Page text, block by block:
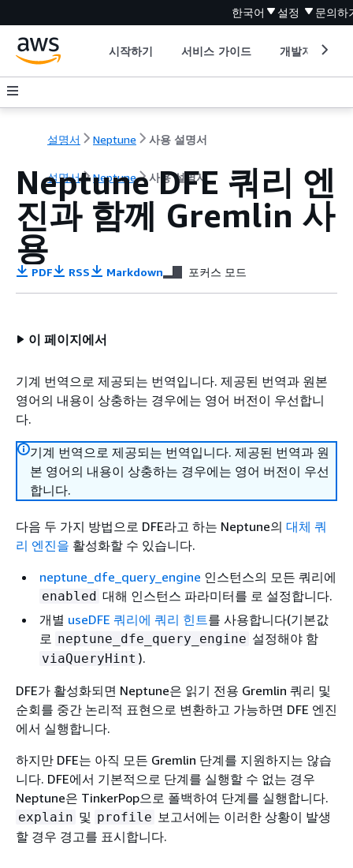
한국어 설정 문의하
시작하기 서비스 가이드 개발자 도구
설명서 Neptune 사용 설명서
설명서 Neptune 사용 설명서
Neptune DFE 쿼리 엔
진과 함께 Gremlin 사
용
PDF RSS Markdown 포커스 모드
이 페이지에서
기계 번역으로 제공되는 번역입니다. 제공된 번역과 원본
영어의 내용이 상충하는 경우에는 영어 버전이 우선합니
다.
기계 번역으로 제공되는 번역입니다. 제공된 번역과 원
본 영어의 내용이 상충하는 경우에는 영어 버전이 우선
합니다.
다음 두 가지 방법으로 DFE라고 하는 Neptune의 대체 쿼
리 엔진을 활성화할 수 있습니다.
neptune_dfe_query_engine 인스턴스의 모든 쿼리에
enabled 대해 인스턴스 파라미터를 로 설정합니다.
개별 useDFE 쿼리에 쿼리 힌트를 사용합니다(기본값
로 neptune_dfe_query_engine 설정해야 함
viaQueryHint ).
DFE가 활성화되면 Neptune은 읽기 전용 Gremlin 쿼리 및
순회를 중간 논리적 표현으로 변환하고 가능하면 DFE 엔진
에서 실행합니다.
하지만 DFE는 아직 모든 Gremlin 단계를 지원하지는 않습
니다. DFE에서 기본적으로 단계를 실행할 수 없는 경우
Neptune은 TinkerPop으로 폴백하여 단계를 실행합니다.
explain 및 profile 보고서에는 이러한 상황이 발생
할 경우 경고를 표시합니다.